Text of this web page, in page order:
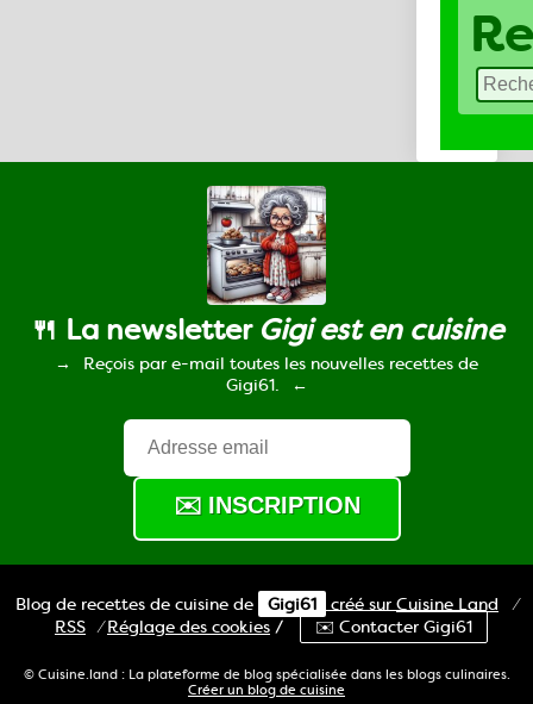
🍴 La newsletter Gigi est en cuisine
Reçois par e-mail toutes les nouvelles recettes de
Gigi61.
Blog de recettes de cuisine de Gigi61 créé sur Cuisine Land
⁄
RSS ⁄Réglage des cookies / ✉️ Contacter Gigi61
© Cuisine.land : La plateforme de blog spécialisée dans les blogs culinaires.
Créer un blog de cuisine